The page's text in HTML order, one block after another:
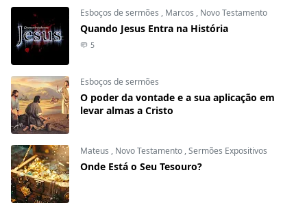
Esboços de sermões , Marcos , Novo Testamento
Quando Jesus Entra na História
5
Esboços de sermões
O poder da vontade e a sua aplicação em
levar almas a Cristo
Mateus , Novo Testamento ,Sermões Expositivos
Onde Está o Seu Tesouro?